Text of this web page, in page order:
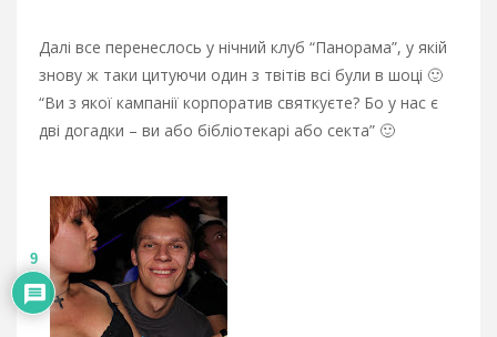
Далі все перенеслось у нічний клуб “Панорама”, у якій
знову ж таки цитуючи один з твітів всі були в шоці 🙂
“Ви з якої кампанії корпоратив святкуєте? Бо у нас є
дві догадки – ви або бібліотекарі або секта” 🙂
9